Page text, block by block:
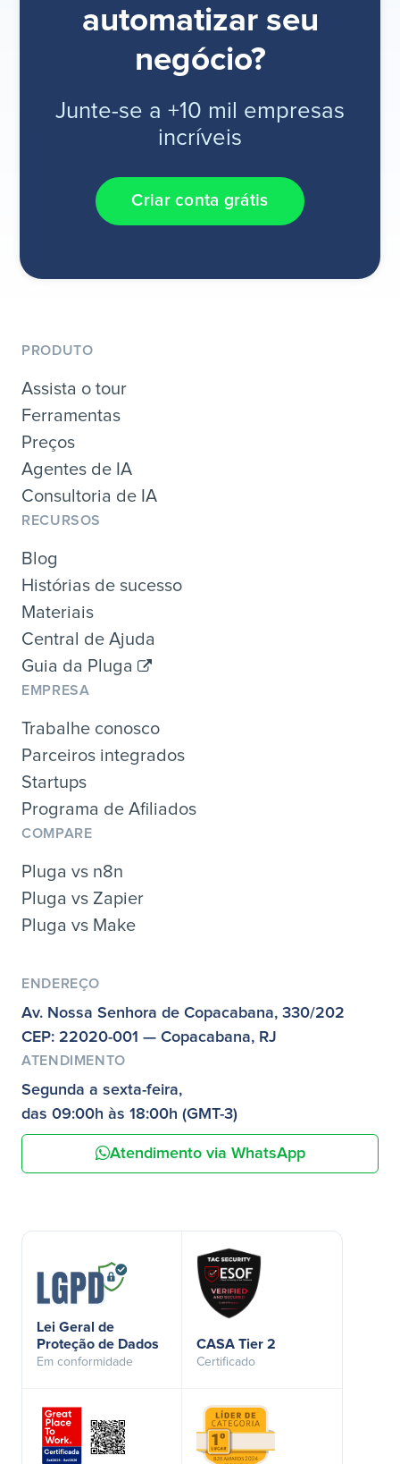
automatizar seu
negócio?
Junte-se a +10 mil empresas
incríveis
Criar conta grátis
PRODUTO
Assista o tour
Ferramentas
Preços
Agentes de IA
Consultoria de IA
RECURSOS
Blog
Histórias de sucesso
Materiais
Central de Ajuda
Guia da Pluga
EMPRESA
Trabalhe conosco
Parceiros integrados
Startups
Programa de Afiliados
COMPARE
Pluga vs n8n
Pluga vs Zapier
Pluga vs Make
ENDEREÇO
Av. Nossa Senhora de Copacabana, 330/202
CEP: 22020-001 — Copacabana, RJ
ATENDIMENTO
Segunda a sexta-feira,
das 09:00h às 18:00h (GMT-3)
Atendimento via WhatsApp
Lei Geral de
Proteção de Dados
Em conformidade
CASA Tier 2
Certificado